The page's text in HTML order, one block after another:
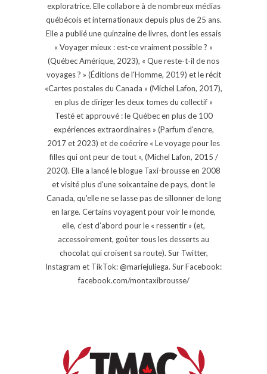
exploratrice. Elle collabore à de nombreux médias
québécois et internationaux depuis plus de 25 ans.
Elle a publié une quinzaine de livres, dont les essais
« Voyager mieux : est-ce vraiment possible ? »
(Québec Amérique, 2023), « Que reste-t-il de nos
voyages ? » (Éditions de l'Homme, 2019) et le récit
«Cartes postales du Canada » (Michel Lafon, 2017),
en plus de diriger les deux tomes du collectif «
Testé et approuvé : le Québec en plus de 100
expériences extraordinaires » (Parfum d'encre,
2017 et 2023) et de coécrire « Le voyage pour les
filles qui ont peur de tout », (Michel Lafon, 2015 /
2020). Elle a lancé le blogue Taxi-brousse en 2008
et visité plus d'une soixantaine de pays, dont le
Canada, qu'elle ne se lasse pas de sillonner de long
en large. Certains voyagent pour voir le monde,
elle, c’est d’abord pour le « ressentir » (et,
accessoirement, goûter tous les desserts au
chocolat qui croisent sa route). Sur Twitter,
Instagram et TikTok: @mariejuliega. Sur Facebook:
facebook.com/montaxibrousse/